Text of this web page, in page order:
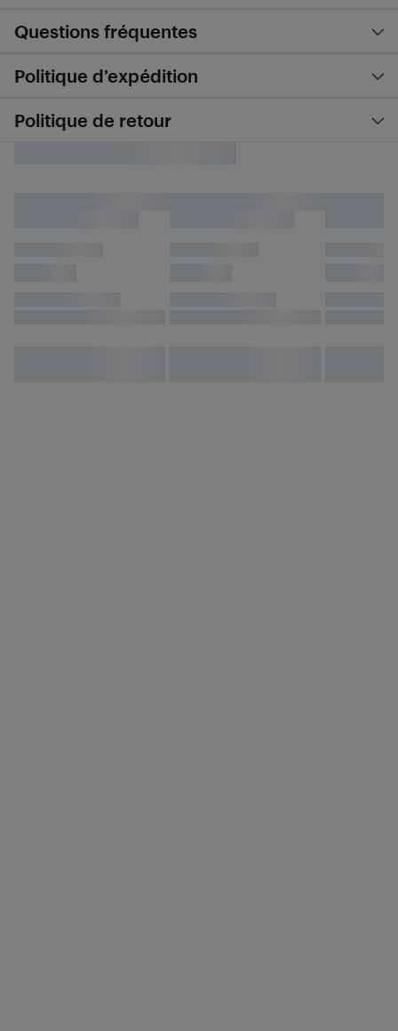
Questions fréquentes
Politique d’expédition
Politique de retour